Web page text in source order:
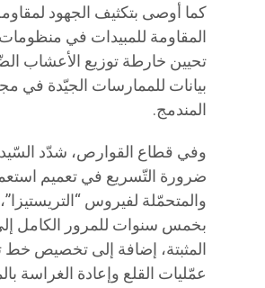
كما أوصى بتكثيف الجهود
المقاومة للمبيدات في
تحيين خارطة توزيع الأعشاب
بيانات للممارسات الجيّدة في
المندمج.
وفي قطاع القوارص، شدّد
ضرورة التّسريع في تعميم
والمتحمّلة لفيروس
بخمس سنوات للمرور الكامل
المثبتة، إضافة إلى تخصيص خط
عمّليات القلع وإعادة الغراسة